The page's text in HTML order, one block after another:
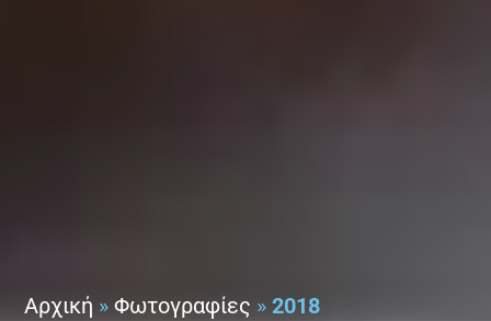
Αρχική »Φωτογραφίες »2018